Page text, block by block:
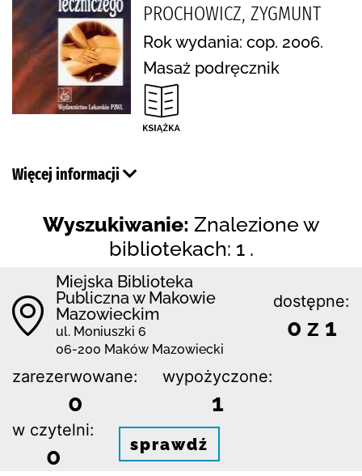
PROCHOWICZ, ZYGMUNT
Rok wydania: cop. 2006.
Masaż podręcznik
Więcej informacji
Wyszukiwanie: Znalezione w
bibliotekach: 1 .
Miejska Biblioteka
Publiczna w Makowie
Mazowieckim
ul. Moniuszki 6
06-200 Maków Mazowiecki
dostępne:
0 z 1
zarezerwowane:
0
wypożyczone:
1
w czytelni:
0 sprawdź